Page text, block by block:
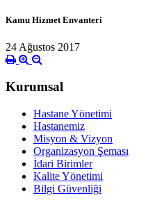
Kamu Hizmet Envanteri
24 Ağustos 2017
Kurumsal
Hastane Yönetimi
Hastanemiz
Misyon & Vizyon
Organizasyon Şeması
İdari Birimler
Kalite Yönetimi
Bilgi Güvenliği